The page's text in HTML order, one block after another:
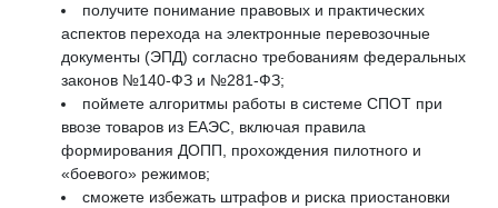
получите понимание правовых и практических
аспектов перехода на электронные перевозочные
документы (ЭПД) согласно требованиям федеральных
законов №140-ФЗ и №281-ФЗ;
поймете алгоритмы работы в системе СПОТ при
ввозе товаров из ЕАЭС, включая правила
формирования ДОПП, прохождения пилотного и
«боевого» режимов;
сможете избежать штрафов и риска приостановки